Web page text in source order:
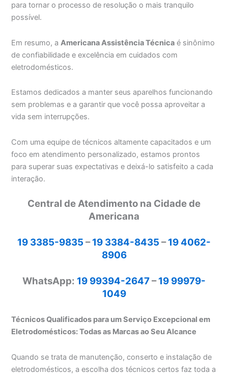
para tornar o processo de resolução o mais tranquilo
possível.
Em resumo, aAmericana Assistência Técnica é sinônimo
de confiabilidade e excelência em cuidados com
eletrodomésticos.
Estamos dedicados a manter seus aparelhos funcionando
sem problemas e a garantir que você possa aproveitar a
vida sem interrupções.
Com uma equipe de técnicos altamente capacitados e um
foco em atendimento personalizado, estamos prontos
para superar suas expectativas e deixá-lo satisfeito a cada
interação.
Central de Atendimento na Cidade de
Americana
19 3385-9835 –19 3384-8435 –19 4062-
8906
WhatsApp: 19 99394-2647–19 99979-
1049
Técnicos Qualificados para um Serviço Excepcional em
Eletrodomésticos: Todas as Marcas ao Seu Alcance
Quando se trata de manutenção, conserto e instalação de
eletrodomésticos, a escolha dos técnicos certos faz toda a